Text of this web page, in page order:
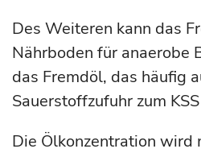
Des Weiteren kann das
Nährboden für anaerobe
das Fremdöl, das häufig
Sauerstoffzufuhr zum
Die Ölkonzentration wird